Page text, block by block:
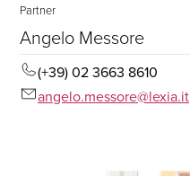
Partner
Angelo Messore
(+39) 02 3663 8610
angelo.messore@lexia.it